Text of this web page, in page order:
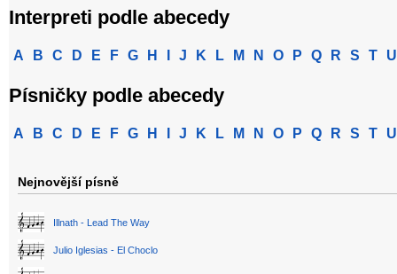
Interpreti podle abecedy
A B C D E F G H J K L M N O P Q R S T U
Písničky podle abecedy
A B C D E F G H J K L M N O P Q R S T U
Nejnovější písně
Illnath - Lead The Way
Julio Iglesias - El Choclo